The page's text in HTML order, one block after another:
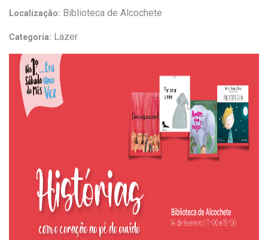
Localização: Biblioteca de Alcochete
Categoria: Lazer